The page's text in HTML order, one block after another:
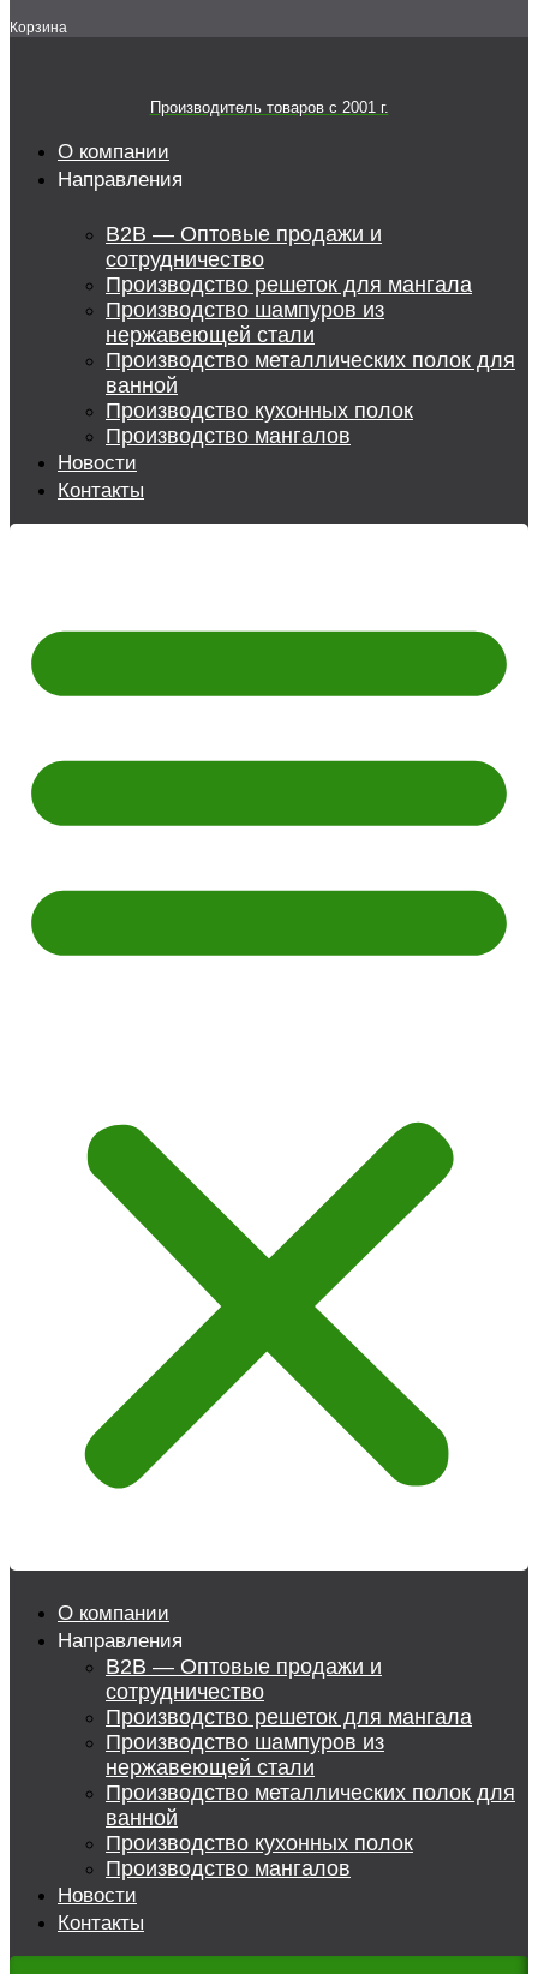
Корзина
Производитель товаров c 2001 г.
О компании
Направления
B2B — Оптовые продажи и
сотрудничество
Производство решеток для мангала
Производство шампуров из
нержавеющей стали
Производство металлических полок для
ванной
Производство кухонных полок
Производство мангалов
Новости
Контакты
О компании
Направления
B2B — Оптовые продажи и
сотрудничество
Производство решеток для мангала
Производство шампуров из
нержавеющей стали
Производство металлических полок для
ванной
Производство кухонных полок
Производство мангалов
Новости
Контакты